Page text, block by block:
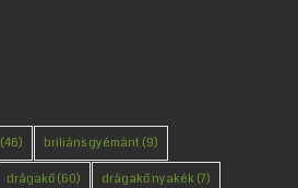
(46) briliáns gyémánt (9)
drágakő(60) drágakő nyakék(7)